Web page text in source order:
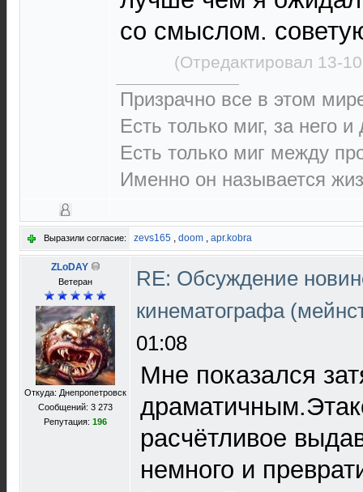
со смыслом.
(Отредактировал 13-
Призрачно все в этом
Есть только миг, за него
Есть только миг между
Именно он называется
Выразили согласие: zevs165 , doom , apr.kobra
ZLoDAY
Ветеран
Откуда: Днепропетровск
Сообщений: 3 273
Репутация: 196
RE: Обсуждение
кинематографа
01:08
Мне показался
расчётливое
немного и